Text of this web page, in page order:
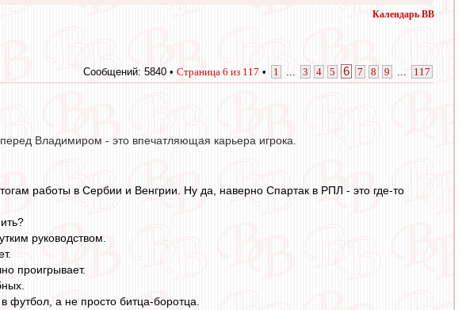
Календарь ВВ
Сообщений: 5840 • Страница 6 из 117 • 1 3 4 5 6 7 8 9 117
Владимиром - это впечатляющая карьера игрока.
работы в Сербии и Венгрии. Ну да, наверно Спартак в РПЛ - это где-то
руководством.
проигрывает.
футбол, а не просто битца-боротца.